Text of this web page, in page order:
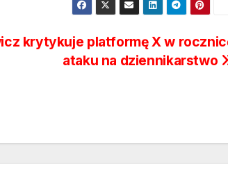
krytykuje platformę X w
ataku na dziennikarstwo